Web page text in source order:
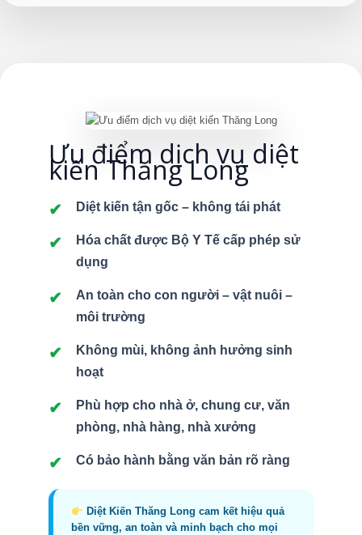
Ưu điểm dịch vụ diệt
kiến Thăng Long
Diệt kiến tận gốc – không tái phát
Hóa chất được Bộ Y Tế cấp phép sử
dụng
An toàn cho con người – vật nuôi –
môi trường
Không mùi, không ảnh hưởng sinh
hoạt
Phù hợp cho nhà ở, chung cư, văn
phòng, nhà hàng, nhà xưởng
Có bảo hành bằng văn bản rõ ràng
Diệt Kiến Thăng Long cam kết hiệu quả
bền vững, an toàn và minh bạch cho mọi